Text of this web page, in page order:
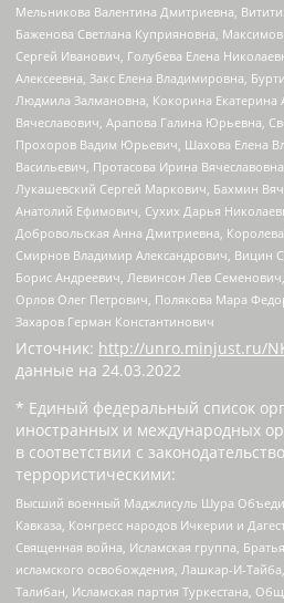
Мельникова Валентина Дмитриевна,
Баженова Светлана Куприяновна,
Сергей Иванович, Голубева Елена
Алексеевна, Закс Елена Владимировна,
Людмила Залмановна, Кокорина Екатерина
Вячеславович, Арапова Галина Юрьевна,
Прохоров Вадим Юрьевич, Шахова Елена
Васильевич, Протасова Ирина
Лукашевский Сергей Маркович, Бахмин
Анатолий Ефимович, Сухих Дарья
Добровольская Анна Дмитриевна, Королева
Смирнов Владимир Александрович, Вицин
Борис Андреевич, Левинсон Лев
Орлов Олег Петрович, Полякова Мара
Захаров Герман Константинович
Источник: http://unro.minjust.ru/
данные на 24.03.2022
* Единый федеральный список
иностранных и международных
в соответствии с
террористическими:
Высший военный Маджлисуль Шура
Кавказа, Конгресс народов Ичкерии и
Священная война, Исламская группа,
исламского освобождения, Лашкар-И-
Талибан, Исламская партия Туркестана,